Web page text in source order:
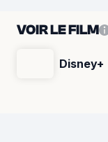
VOIR LE FILM
Disney+